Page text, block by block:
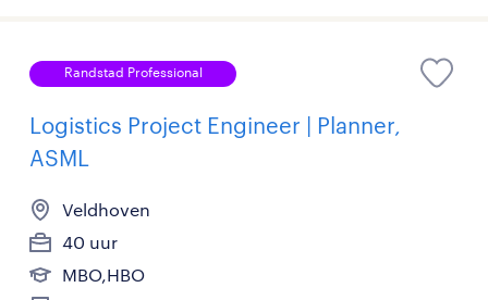
Randstad Professional
Logistics Project Engineer | Planner,
ASML
Veldhoven
40 uur
MBO,HBO